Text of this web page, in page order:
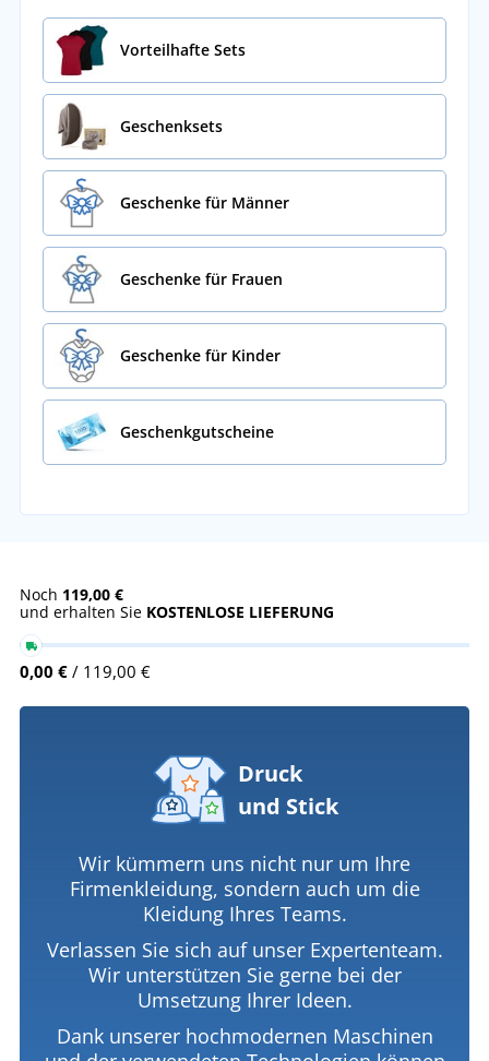
Vorteilhafte Sets
Geschenksets
Geschenke für Männer
Geschenke für Frauen
Geschenke für Kinder
Geschenkgutscheine
Noch 119,00 €
und erhalten Sie KOSTENLOSE LIEFERUNG
0,00 € / 119,00 €
Druck
und Stick
Wir kümmern uns nicht nur um Ihre
Firmenkleidung, sondern auch um die
Kleidung Ihres Teams.
Verlassen Sie sich auf unser Expertenteam.
Wir unterstützen Sie gerne bei der
Umsetzung Ihrer Ideen.
Dank unserer hochmodernen Maschinen